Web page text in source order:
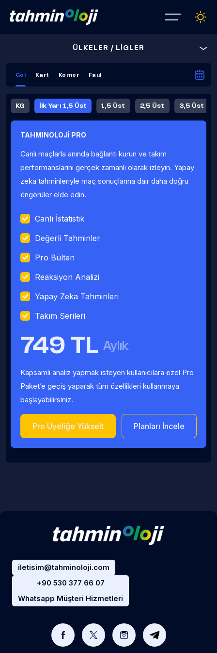
ÜLKELER / LİGLER
Gol Kart Korner Faul
KG İlk Yarı 1,5 Üst 1,5 Üst 2,5 Üst 3,5 Üst
Fauller Ortalama
TAHMINOLOJİ PRO
Canlı maçlarla anında bağlantı kurun ve takım
performanslarını gerçek zamanlı olarak izleyin. Yapay
zeka tahminleriyle maç sonuçlarına dair daha doğru
öngörüler elde edin.
Canlı İstatistik
Değerli Tahminler
Pro Bülten
Reaksiyon Analizi
Yapay Zeka Tahminleri
Takım Serileri
749 TL Aylık
Kapsamlı analiz yapmak isteyen kullanıcılara özel Pro
Paket’e geçiş yaparak tüm özellikleri kullanmaya
başlayabilirsiniz.
Pro Üyeliğe Yükselt Planları İncele
iletisim@tahminoloji.com
+90 530 377 66 07
Whatsapp Müşteri Hizmetleri